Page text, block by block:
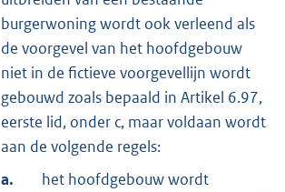
burgerwoning wordt ook verleend als
de voorgevel van het hoofdgebouw
niet in de fictieve voorgevellijn wordt
gebouwd zoals bepaald in Artikel 6.97,
eerste lid, onder c, maar voldaan wordt
aan de volgende regels:
a.
het hoofdgebouw wordt